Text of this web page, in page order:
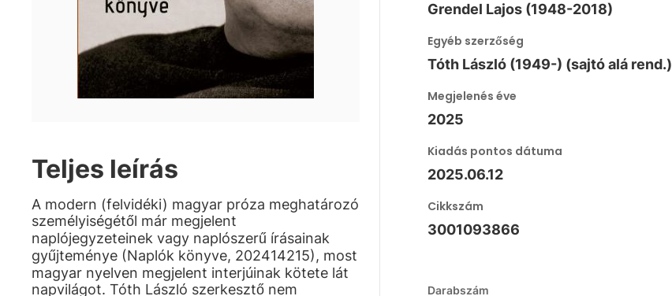
Teljes leírás
A modern (felvidéki) magyar próza meghatározó
személyiségétől már megjelent
naplójegyzeteinek vagy naplószerű írásainak
gyűjteménye (Naplók könyve, 202414215), most
magyar nyelven megjelent interjúinak kötete lát
napvilágot. Tóth László szerkesztő nem
Grendel Lajos (1948-2018)
Egyéb szerzőség
Tóth László (1949-) (sajtó alá rend.)
Megjelenés éve
2025
Kiadás pontos dátuma
2025.06.12
Cikkszám
3001093866
Darabszám